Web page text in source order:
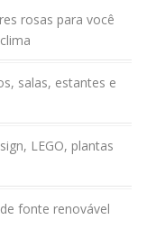
rosas para você
salas, estantes e
LEGO, plantas
fonte renovável